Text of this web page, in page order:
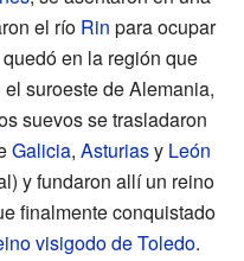
el río Rin para ocupar
en la región que
el suroeste de Alemania,
suevos se trasladaron
Galicia, Asturiasy León
y fundaron allí un reino
finalmente conquistado
visigodo de Toledo.